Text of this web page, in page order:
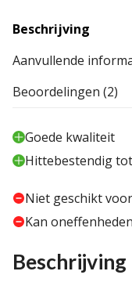
Beschrijving
Aanvullende
Beoordelingen (2)
Goede kwaliteit
Hittebestendig
Niet geschikt
Kan
Beschrijving